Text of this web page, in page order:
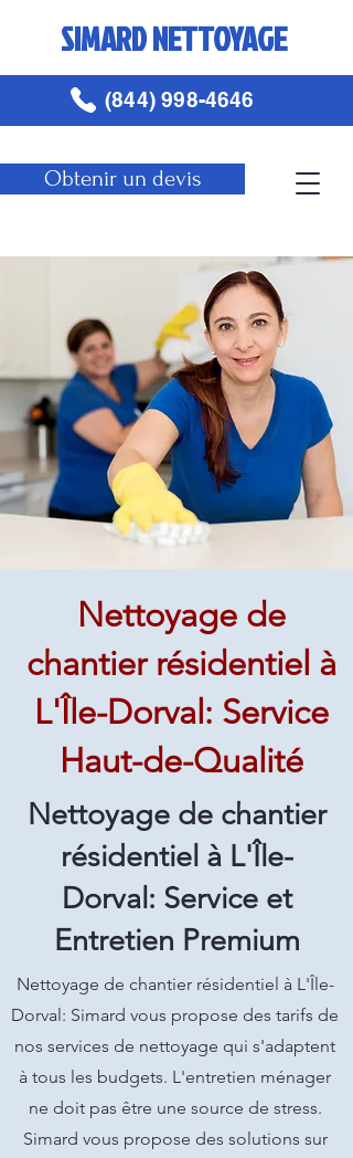
SIMARD NETTOYAGE
Obtenir un devis
(844) 998-4646
Nettoyage de
chantier résidentiel à
L'Île-Dorval: Service
Haut-de-Qualité
Nettoyage de chantier
résidentiel à L'Île-
Dorval: Service et
Entretien Premium
Nettoyage de chantier résidentiel à L'Île-
Dorval: Simard vous propose des tarifs de
nos services de nettoyage qui s'adaptent
à tous les budgets. L'entretien ménager
ne doit pas être une source de stress.
Simard vous propose des solutions sur